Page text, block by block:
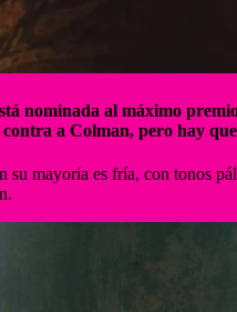
nominada al máximo
a Colman, pero hay
mayoría es fría, con tonos